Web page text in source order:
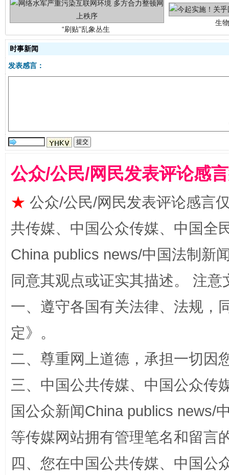
解纷+调解+退费，一次搞定
站台名比不上好声名
时事新闻
发表感言：
公众/公民/网民发表评论感
★ 公众/公民/网民发表评论感言
共传媒、中国公众传媒、中国全
China publics news/中国法制新
同意其观点或证实其描述。 注
一、遵守各国有关法律、法规，
定》。
二、尊重网上道德，承担一切因
三、中国公共传媒、中国公众传
国公众新闻China publics news/
等传媒网站拥有管理笔名和留言
四、您在中国公共传媒、中国公